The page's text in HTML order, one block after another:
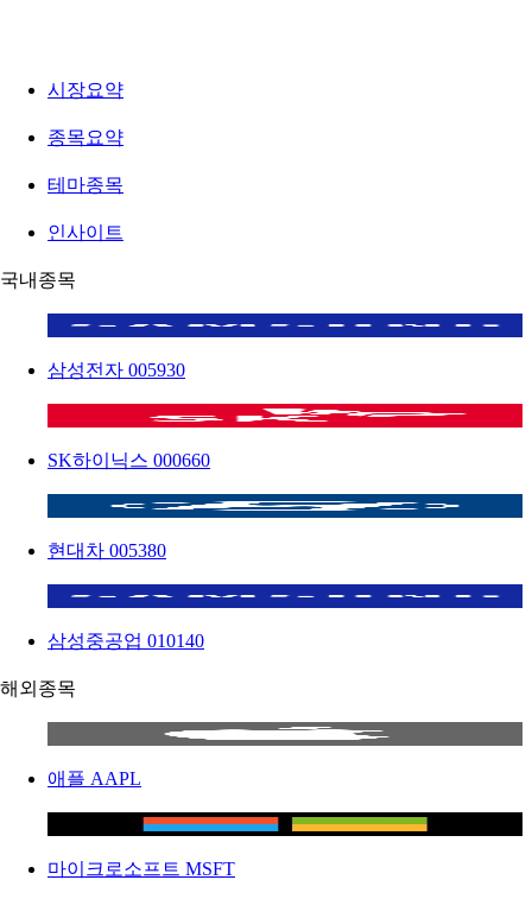
시장요약
종목요약
테마종목
인사이트
국내종목
삼성전자 005930
SK하이닉스 000660
현대차 005380
삼성중공업 010140
해외종목
애플 AAPL
마이크로소프트 MSFT